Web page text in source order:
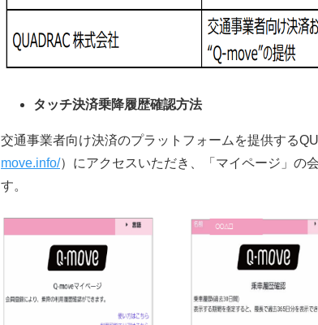
タッチ決済乗降履歴確認方法
交通事業者向け決済のプラットフォームを提供する
move.info/）にアクセスいただき、「マイページ」の
す。